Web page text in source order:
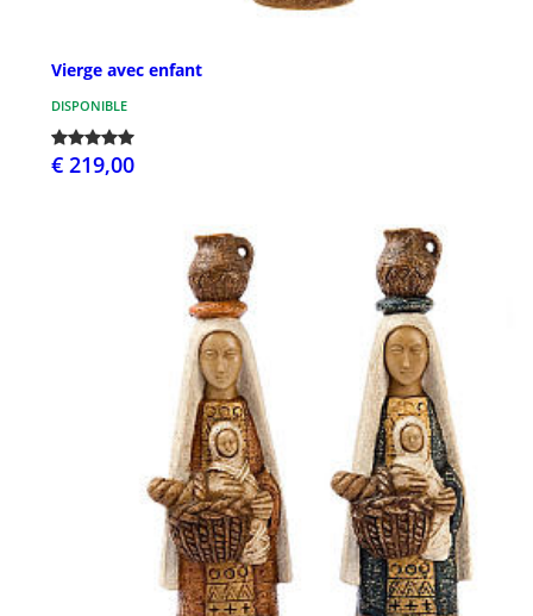
Vierge avec enfant
DISPONIBLE
€ 219,00